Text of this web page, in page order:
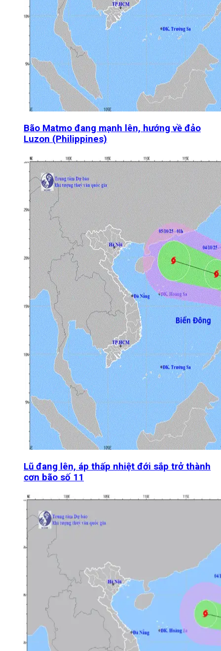
Bão Matmo đang mạnh lên, hướng về đảo
Luzon (Philippines)
Lũ đang lên, áp thấp nhiệt đới sắp trở thành
cơn bão số 11